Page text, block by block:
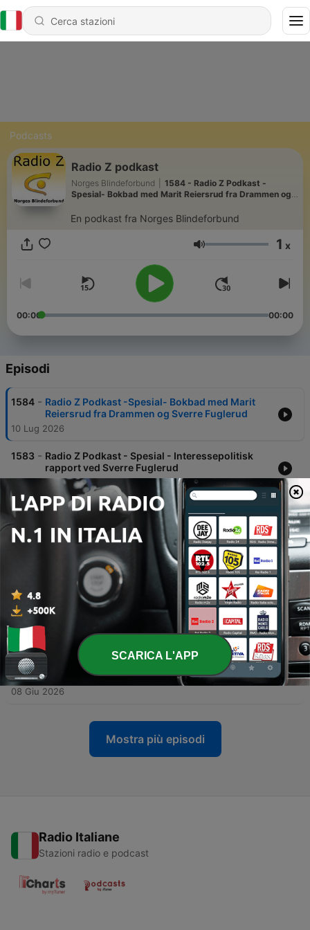
Podcasts
Radio Z podkast
Norges Blindeforbund
1584 - Radio Z Podkast -
Spesial- Bokbad med Marit Reiersrud fra Drammen og
En podkast fra Norges Blindeforbund
Volume 1 x
00:00 00:00
Episodi
1584 - Radio Z Podkast -Spesial- Bokbad med Marit
Reiersrud fra Drammen og Sverre Fuglerud
10 Lug 2026
1583 - Radio Z Podkast - Spesial - Interessepolitisk
rapport ved Sverre Fuglerud
02 Lug 2026
1582 - Radio Z Podkast 19. juni 2026: Frivilligheten får
fritak fra moms. Lydbokinnleserpris til Nils
Nordberg. Bingoinntektene synker. Rapport fra
EBUs møte i Tallin og tilbud der du bor.
1581
Radio Z Podkast 12. juni 2026: Godt nytt i TT-
saken. Nora og Teje Andre har vært i FN.
Universell utforming, er det nok? Tilbud der du
12 Giu 2026
1580 - Radio Z Podkast - Spesial - medlemsmøte 4.
juni
08 Giu 2026
Mostra più episodi
Radio Italiane
Stazioni radio e podcast
SCARICA L'APP